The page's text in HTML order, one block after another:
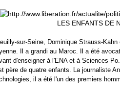
LES ENFANTS DE
sur-Seine, Dominique Strauss-
Il a grandi au Maroc. Il a été
d'enseigner à l'ENA et à Sciences-
père de quatre enfants. La journaliste
il a été l'un des premiers